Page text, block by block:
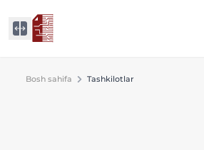
Bosh sahifa Tashkilotlar